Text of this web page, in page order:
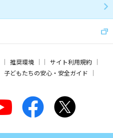
推奨環境
サイト利用規約
子どもたちの安心・安全ガイド